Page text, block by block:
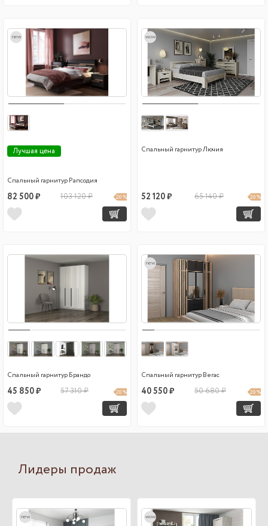
new
Лучшая цена
Спальный гарнитур Рапсодия
82 500 ₽ 103 120 ₽ 20 %
wow
Спальный гарнитур Лючия
52 120 ₽ 65 140 ₽ 20 %
Спальный гарнитур Брандо
45 850 ₽ 57 310 ₽ 20 %
new
Спальный гарнитур Вегас
40 550 ₽ 50 680 ₽ 20 %
Лидеры продаж
new wow